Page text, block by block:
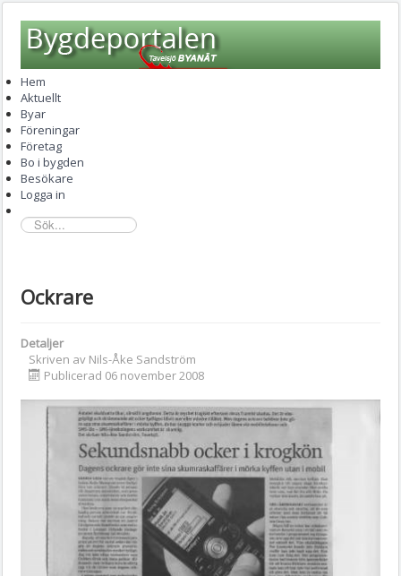
Hem
Aktuellt
Byar
Föreningar
Företag
Bo i bygden
Besökare
Logga in
sök...
Ockrare
Detaljer
Skriven av Nils-Åke Sandström
Publicerad 06 november 2008